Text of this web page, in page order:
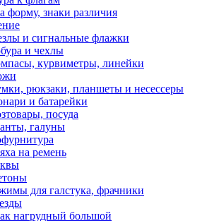
форму, знаки различия
и сигнальные флажки
и чехлы
курвиметры, линейки
рюкзаки, планшеты и несессеры
и батарейки
посуда
галуны
на ремень
для галстука, фрачники
нагрудный большой